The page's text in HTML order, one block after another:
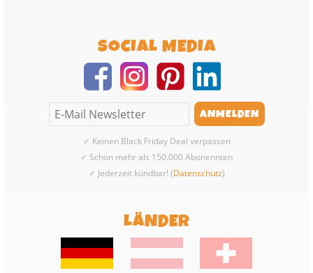
SOCIAL MEDIA
✓ Keinen Black Friday Deal verpassen
✓ Schon mehr als 150.000 Abonennten
✓ Jederzeit kündbar! (Datenschutz)
LÄNDER